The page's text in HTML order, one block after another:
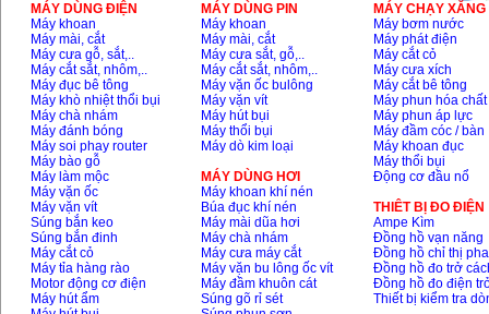
MÁY DÙNG ĐIỆN
Máy khoan
Máy mài, cắt
Máy cưa gỗ, sắt,..
Máy cắt sắt, nhôm,..
Máy đục bê tông
Máy khò nhiệt thổi bụi
Máy chà nhám
Máy đánh bóng
Máy soi phay router
Máy bào gỗ
Máy làm mộc
Máy vặn ốc
Máy vặn vít
Súng bắn keo
Súng bắn đinh
Máy cắt cỏ
Máy tỉa hàng rào
Motor động cơ điện
Máy hút ẩm
MÁY DÙNG PIN
Máy khoan
Máy mài, cắt
Máy cưa sắt, gỗ,..
Máy cắt sắt, nhôm,..
Máy vặn ốc bulông
Máy vặn vít
Máy hút bụi
Máy thổi bụi
Máy dò kim loại
MÁY DÙNG HƠI
Máy khoan khí nén
Búa đục khí nén
Máy mài dũa hơi
Máy chà nhám
Máy cưa máy cắt
Máy vặn bu lông ốc vít
Máy đầm khuôn cát
Súng gõ rỉ sét
MÁY CHẠY
Máy bơm nước
Máy phát điện
Máy cắt cỏ
Máy cưa xích
Máy cắt bê tông
Máy phun hóa chất
Máy phun áp lực
Máy đầm cóc / bàn
Máy khoan đục
Máy thổi bụi
Động cơ đầu nổ
THIÊT BỊ ĐO ĐIỆN
Ampe Kìm
Đồng hồ vạn năng
Đồng hồ chỉ thị pha
Đồng hồ đo trở
Đồng hồ đo điện
Thiết bị kiểm tra